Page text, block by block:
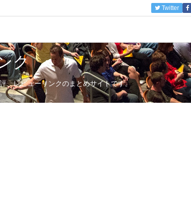
Twitter
ク
、レビューリンクのまとめサイトです。